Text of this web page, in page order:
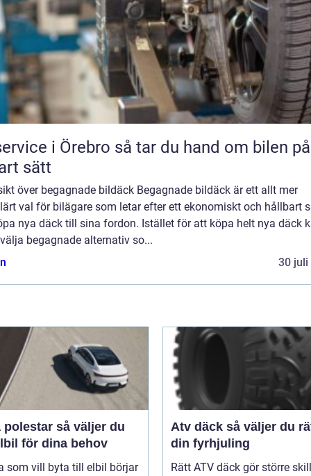
Örebro så tar du hand om bilen på ett
sätt
över begagnade bildäck Begagnade bildäck är ett allt mer
val för bilägare som letar efter ett ekonomiskt och hållbart
nya däck till sina fordon. Istället för att köpa helt nya däck
begagnade alternativ so...
30 juli
så väljer du
för dina behov
som vill byta till elbil börjar
Atv däck så väljer du rätt för
din fyrhjuling
Rätt ATV däck gör större